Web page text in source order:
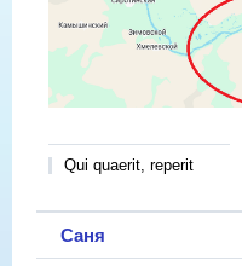
Qui quaerit, reperit
Саня